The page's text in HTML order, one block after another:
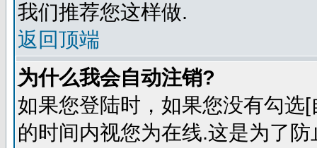
我们推荐您这样做.
返回顶端
为什么我会自动注销?
如果您登陆时，如果您没有勾选
的时间内视您为在线.这是为了